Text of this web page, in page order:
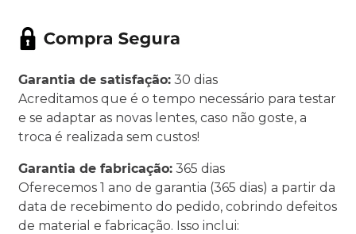
Garantia de satisfação: 30 dias
Acreditamos que é o tempo necessário para testar
e se adaptar as novas lentes, caso não goste, a
troca é realizada sem custos!
Garantia de fabricação: 365 dias
Oferecemos 1 ano de garantia (365 dias) a partir da
data de recebimento do pedido, cobrindo defeitos
de material e fabricação. Isso inclui: